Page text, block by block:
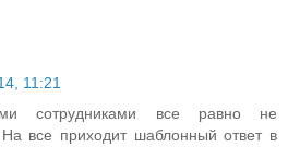
11:21
сотрудниками все равно не
все приходит шаблонный ответ в